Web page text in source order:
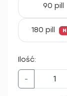
90 pill
180 pill
Ilość:
-